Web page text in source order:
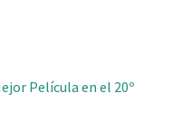
Película en el 20º